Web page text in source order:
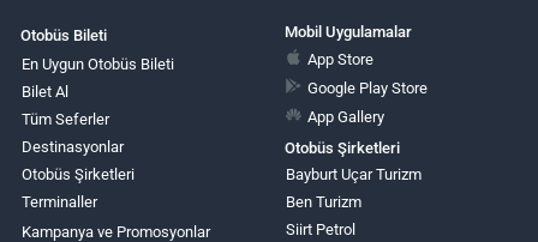
Otobüs Bileti
En Uygun Otobüs Bileti
Bilet Al
Tüm Seferler
Destinasyonlar
Otobüs Şirketleri
Terminaller
Kampanya ve Promosyonlar
Mobil Uygulamalar
App Store
Google Play Store
App Gallery
Otobüs Şirketleri
Bayburt Uçar Turizm
Ben Turizm
Siirt Petrol